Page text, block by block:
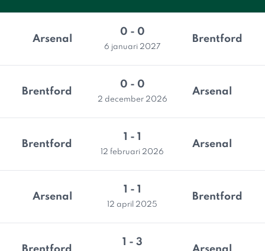
Arsenal
0 - 0
6 januari 2027
Brentford
Brentford
0 - 0
2 december 2026
Arsenal
Brentford
1 - 1
12 februari 2026
Arsenal
Arsenal
1 - 1
12 april 2025
Brentford
1 - 3